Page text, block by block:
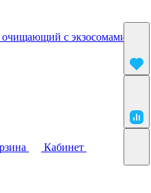
с экзосомами для
Кабинет